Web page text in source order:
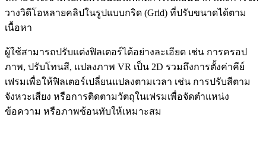
วางวิดีโอหลายคลิปในรูปแบบกริด (Grid) ที่ปรับขนาดได้ตาม
เนื้อหา
ผู้ใช้สามารถปรับแต่งฟิลเตอร์ได้อย่างละเอียด เช่น การครอป
ภาพ, ปรับโทนสี, แปลงภาพ VR เป็น 2D รวมถึงการตั้งค่าคีย์
เฟรมเพื่อให้ฟิลเตอร์เปลี่ยนแปลงตามเวลา เช่น การปรับสีตาม
จังหวะเสียง หรือการติดตามวัตถุในเฟรมเพื่อจัดตำแหน่ง
ข้อความ หรือภาพซ้อนทับให้เหมาะสม